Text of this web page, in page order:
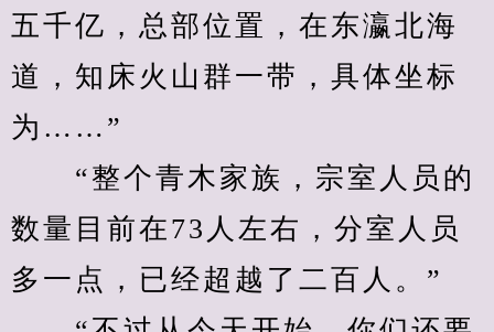
五千亿，总部位置，在东瀛北海
道，知床火山群一带，具体坐标
为……”
“整个青木家族，宗室人员的
数量目前在73人左右，分室人员
多一点，已经超越了二百人。”